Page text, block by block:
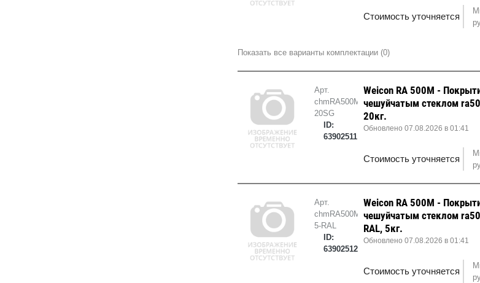
Стоимость уточняется
Показать все варианты комплектации (0)
Арт.
chmRA500M-
20SG
ID:
63902511
Weicon RA 500M -
чешуйчатым стеклом
20кг.
Обновлено 07.08.2026 в 01:41
Стоимость уточняется
Арт.
chmRA500M-
5-RAL
ID:
63902512
Weicon RA 500M -
чешуйчатым стеклом
RAL, 5кг.
Обновлено 07.08.2026 в 01:41
Стоимость уточняется